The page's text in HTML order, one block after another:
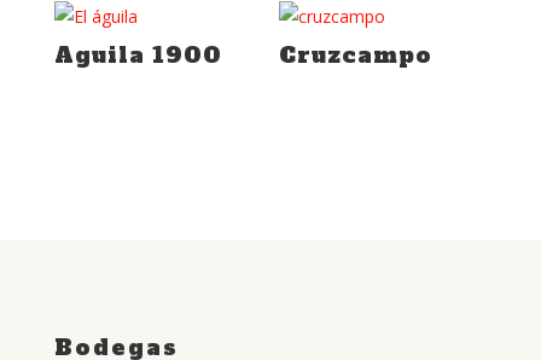
Aguila 1900 Cruzcampo
Bodegas